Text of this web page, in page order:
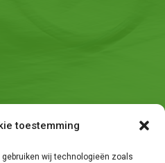
toestemming
wij technologieën zoals